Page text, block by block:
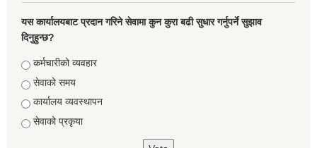
यस कार्यालयबाट प्रदान गरिने सेवामा कुन कुरा बढी सुधार गर्नुपर्ने सुझाव
दिनुहुन्छ?
Choices
कर्मचारीको व्यवहार
सेवाको समय
कार्यालय व्यवस्थापन
सेवाको प्रकृया